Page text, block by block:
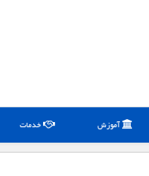
آموزش خدمات